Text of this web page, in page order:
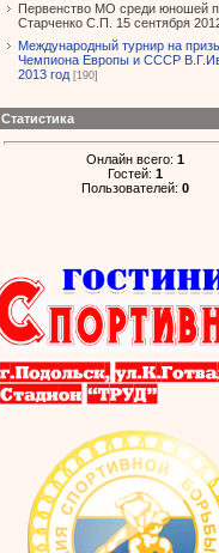
Первенство МО среди юношей
Старченко С.П. 15 сентября 2012
Международный турнир на
Чемпиона Европы и СССР
2013 год [190]
Статистика
Онлайн всего: 1
Гостей: 1
Пользователей: 0